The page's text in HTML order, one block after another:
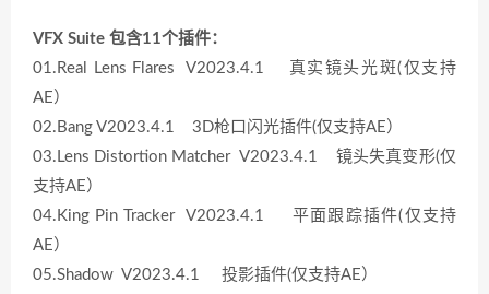
VFX Suite 包含11个插件：
01.Real Lens Flares V2023.4.1 真实镜头光斑(仅支持
AE）
02.Bang V2023.4.1 3D枪口闪光插件(仅支持AE）
03.Lens Distortion Matcher V2023.4.1 镜头失真变形(仅
支持AE）
04.King Pin Tracker V2023.4.1 平面跟踪插件(仅支持
AE）
05.Shadow V2023.4.1 投影插件(仅支持AE）